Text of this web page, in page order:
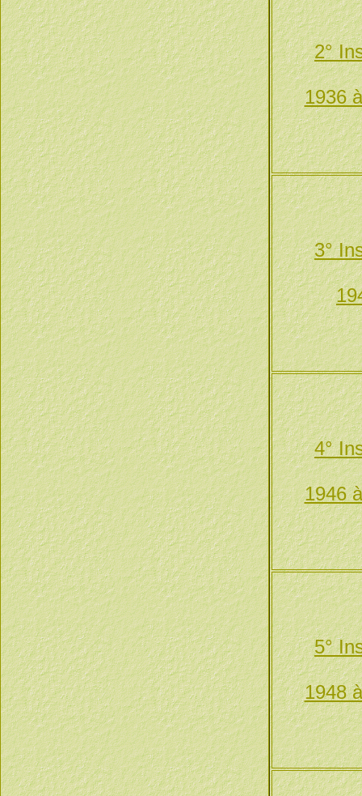
2°
1936
3°
4°
1946
5°
1948